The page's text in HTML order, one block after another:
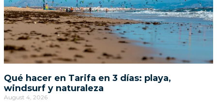
Qué hacer en Tarifa en 3 días: playa,
windsurf y naturaleza
August 4, 2026